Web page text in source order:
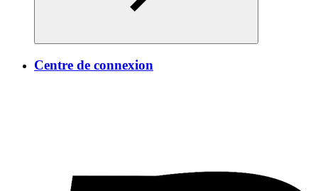
Centre de connexion